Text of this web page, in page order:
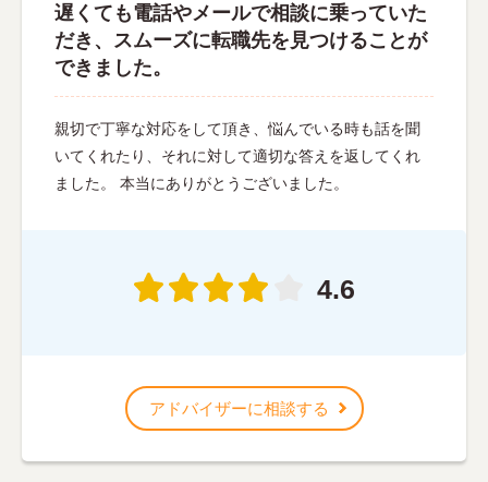
遅くても電話やメールで相談に乗っていた
だき、スムーズに転職先を見つけることが
できました。
親切で丁寧な対応をして頂き、悩んでいる時も話を聞
いてくれたり、それに対して適切な答えを返してくれ
ました。 本当にありがとうございました。
4.6
アドバイザーに相談する